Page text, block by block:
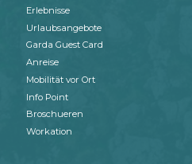
Erlebnisse
Urlaubsangebote
Garda Guest Card
Anreise
Mobilität vor Ort
Info Point
Broschueren
Workation